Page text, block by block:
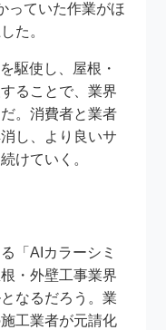
っていた作業がほ
た。
駆使し、屋根・
ることで、業界
。消費者と業者
し、より良いサ
けていく。
「AIカラーシミ
・外壁工事業界
なるだろう。業
工業者が元請化